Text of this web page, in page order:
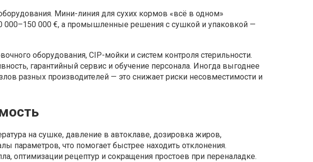
Мини-линия для сухих кормов «всё в одном»
000–150 000 €, а промышленные решения с сушкой и упаковкой —
оборудования, CIP-мойки и систем контроля стерильности.
гарантийный сервис и обучение персонала. Иногда выгоднее
разных производителей — это снижает риски несовместимости и
на сушке, давление в автоклаве, дозировка жиров,
параметров, что помогает быстрее находить отклонения.
оптимизации рецептур и сокращения простоев при переналадке.